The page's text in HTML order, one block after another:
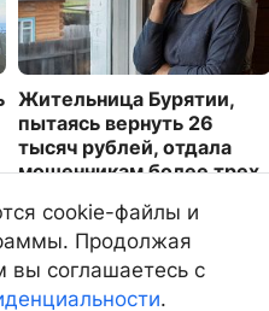
Жительница Бурятии,
пытаясь вернуть 26
тысяч рублей, отдала
мошенникам более трех
3336
cookie-файлы и
Продолжая
вы соглашаетесь с
.